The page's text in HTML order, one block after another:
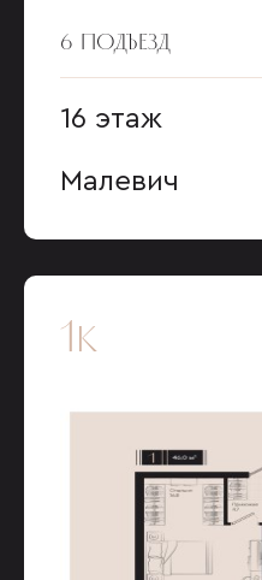
6 ПОДЪЕЗД
16 этаж
Малевич
1к